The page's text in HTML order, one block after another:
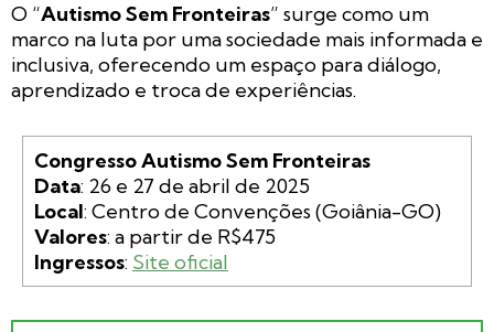
O “Autismo Sem Fronteiras” surge como um
marco na luta por uma sociedade mais informada e
inclusiva, oferecendo um espaço para diálogo,
aprendizado e troca de experiências.
Congresso Autismo Sem Fronteiras
Data
Local
Valores
Ingressos: Site oficial